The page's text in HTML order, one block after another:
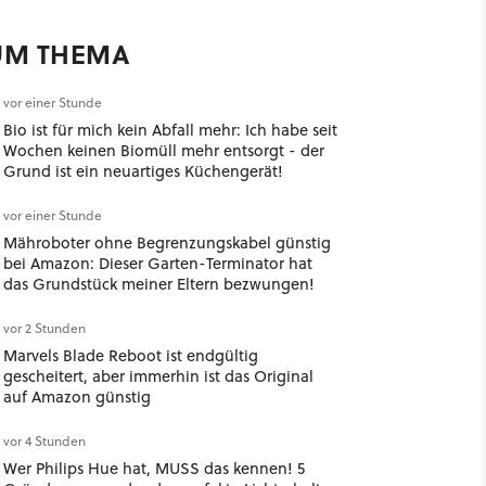
THEMA
vor einer Stunde
Bio ist für mich kein Abfall mehr: Ich habe seit
Wochen keinen Biomüll mehr entsorgt - der
Grund ist ein neuartiges Küchengerät!
vor einer Stunde
Mähroboter ohne Begrenzungskabel günstig
bei Amazon: Dieser Garten-Terminator hat
das Grundstück meiner Eltern bezwungen!
vor 2 Stunden
Marvels Blade Reboot ist endgültig
gescheitert, aber immerhin ist das Original
auf Amazon günstig
vor 4 Stunden
Wer Philips Hue hat, MUSS das kennen! 5